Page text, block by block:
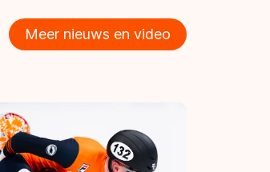
Meer nieuws en video